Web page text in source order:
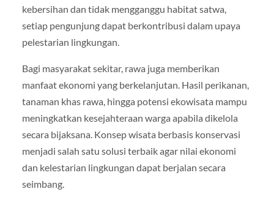
kebersihan dan tidak mengganggu habitat satwa,
setiap pengunjung dapat berkontribusi dalam upaya
pelestarian lingkungan.
Bagi masyarakat sekitar, rawa juga memberikan
manfaat ekonomi yang berkelanjutan. Hasil perikanan,
tanaman khas rawa, hingga potensi ekowisata mampu
meningkatkan kesejahteraan warga apabila dikelola
secara bijaksana. Konsep wisata berbasis konservasi
menjadi salah satu solusi terbaik agar nilai ekonomi
dan kelestarian lingkungan dapat berjalan secara
seimbang.